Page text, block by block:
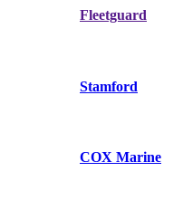
Fleetguard
Stamford
COX Marine